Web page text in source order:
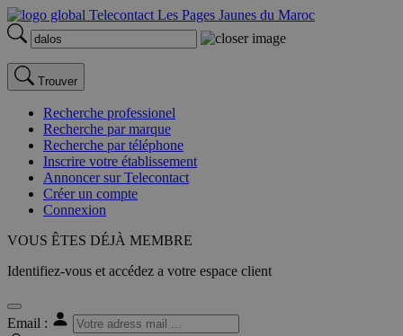
Trouver
Recherche professionel
Recherche par marque
Recherche par téléphone
Inscrire votre établissement
Annoncer sur Telecontact
Créer un compte
Connexion
VOUS ÊTES DÉJÀ MEMBRE
Identifiez-vous et accédez a votre espace client
Email :